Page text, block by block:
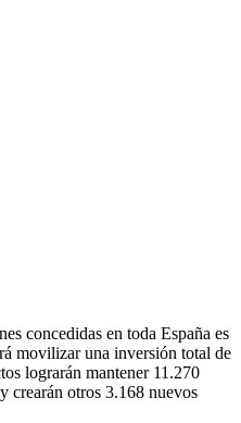
concedidas en toda España es
movilizar una inversión total de
lograrán mantener 11.270
crearán otros 3.168 nuevos